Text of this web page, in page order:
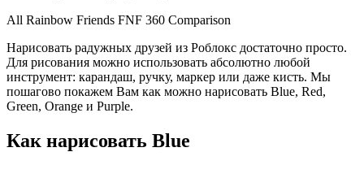
All Rainbow Friends FNF 360 Comparison
Нарисовать радужных друзей из Роблокс достаточно просто.
Для рисования можно использовать абсолютно любой
инструмент: карандаш, ручку, маркер или даже кисть. Мы
пошагово покажем Вам как можно нарисовать Blue, Red,
Green, Orange и Purple.
Как нарисовать Blue